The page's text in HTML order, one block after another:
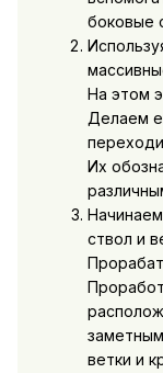
боковые
На этом
Делаем
Их
ствол и
ветки и